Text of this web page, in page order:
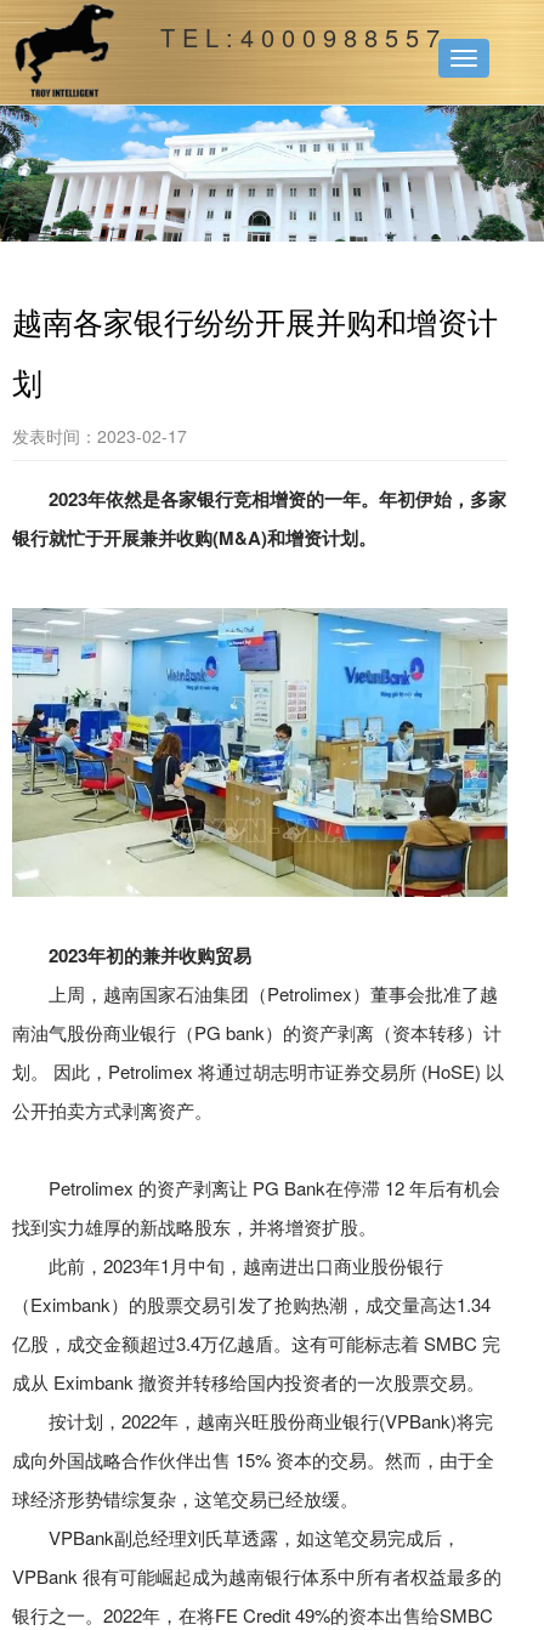
T E L : 4 0 0 0 9 8 8 5 5 7
Toggle
navigation
越南各家银行纷纷开展并购和增资计
划
发表时间：2023-02-17
2023年依然是各家银行竞相增资的一年。年初伊始，多家
银行就忙于开展兼并收购(M&A)和增资计划。
2023年初的兼并收购贸易
上周，越南国家石油集团（Petrolimex）董事会批准了越
南油气股份商业银行（PG bank）的资产剥离（资本转移）计
划。 因此，Petrolimex 将通过胡志明市证券交易所 (HoSE) 以
公开拍卖方式剥离资产。
Petrolimex 的资产剥离让 PG Bank在停滞 12 年后有机会
找到实力雄厚的新战略股东，并将增资扩股。
此前，2023年1月中旬，越南进出口商业股份银行
（Eximbank）的股票交易引发了抢购热潮，成交量高达1.34
亿股，成交金额超过3.4万亿越盾。这有可能标志着 SMBC 完
成从 Eximbank 撤资并转移给国内投资者的一次股票交易。
按计划，2022年，越南兴旺股份商业银行(VPBank)将完
成向外国战略合作伙伴出售 15% 资本的交易。然而，由于全
球经济形势错综复杂，这笔交易已经放缓。
VPBank副总经理刘氏草透露，如这笔交易完成后，
VPBank 很有可能崛起成为越南银行体系中所有者权益最多的
银行之一。2022年，在将FE Credit 49%的资本出售给SMBC